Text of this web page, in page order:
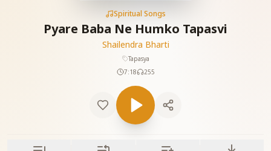
Spiritual Songs
Pyare Baba Ne Humko Tapasvi
Shailendra Bharti
Tapasya
7:18
255